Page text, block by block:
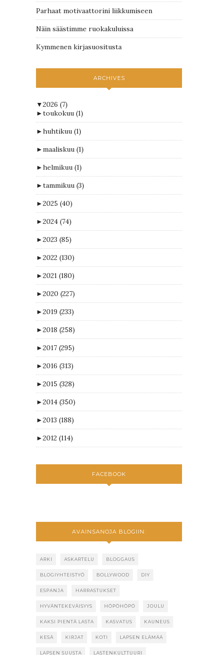
Parhaat motivaattorini liikkumiseen
Näin säästimme ruokakuluissa
Kymmenen kirjasuositusta
ARCHIVES
▼2026 (7)
►toukokuu (1)
►huhtikuu (1)
►maaliskuu (1)
►helmikuu (1)
►tammikuu (3)
►2025 (40)
►2024 (74)
►2023 (85)
►2022 (130)
►2021 (180)
►2020 (227)
►2019 (233)
►2018 (258)
►2017 (295)
►2016 (313)
►2015 (328)
►2014 (350)
►2013 (188)
►2012 (114)
FACEBOOK
AVAINSANOJA BLOGIIN:
ARKI ASKARTELU BLOGGAUS
BLOGIYHTEISTYÖ BOLLYWOOD DIY
ESPANJA HARRASTUKSET
HYVÄNTEKEVÄISYYS HÖPÖHÖPÖ JOULU
KAKSI PIENTÄ LASTA KASVATUS KAUNEUS
KESÄ KIRJAT KOTI LAPSEN ELÄMÄÄ
LAPSEN SUUSTA LASTENKULTTUURI